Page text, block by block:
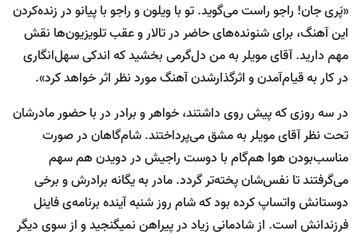
«پَری جان! راجو راست می‌گوید. تو با ویلون و راجو با پیانو در زنده‌کردن
این آهنگ، برای شنونده‌های حاضر در تالار و عقب تلویزیون‌ها نقش
مهم دارید. آقای مویلر به من دل‌گرمی بخشید که اندکی سهل‌انگاری
در کار به قیام‌آمدن و اثرگذارشدن آهنگ مورد نظر اثر خواهد کرد».
در سه روزی که پیش روی داشتند، خواهر و برادر در با حضور مادرشان
تحت نظر آقای مویلر به مشق می‌پرداختند. شام‌گاهان در صورت
مناسب‌بودن هوا هم‌گام با دوست راجیش در دویدن هم سهم
می‌گرفتند تا نفس‌شان پخته‌تر گردد. مادر به یگانه برادرش و برخی
دوستانش واتساپ کرده بود که شام روز شنبه آینده برنامه‌ی فاینل
فرزندانش است. از شادمانی زیاد در پیراهن نمی‎گنجید و از سوی دیگر